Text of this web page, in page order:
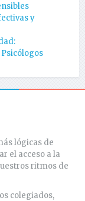
y
lógicas de
el acceso a la
ritmos de
colegiados,